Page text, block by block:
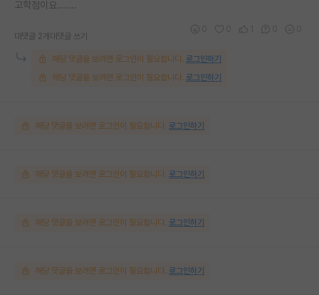
고학점이요.......
대댓글 2개 대댓글 쓰기
해당 댓글을 보려면 로그인이 필요합니다. 로그인하기
해당 댓글을 보려면 로그인이 필요합니다. 로그인하기
해당 댓글을 보려면 로그인이 필요합니다. 로그인하기
해당 댓글을 보려면 로그인이 필요합니다. 로그인하기
해당 댓글을 보려면 로그인이 필요합니다. 로그인하기
해당 댓글을 보려면 로그인이 필요합니다. 로그인하기